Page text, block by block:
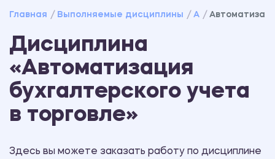
Главная Выполняемые дисциплины А
Дисциплина
«Автоматизация
бухгалтерского учета
в торговле»
Здесь вы можете заказать работу по дисциплине